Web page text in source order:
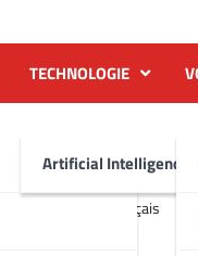
TECHNOLOGIE
Artificial Intelligence
English
Français